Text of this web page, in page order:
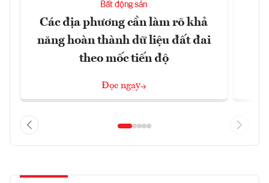
Bất động sản
Các địa phương cần làm rõ khả
năng hoàn thành dữ liệu đất đai
theo mốc tiến độ
Đọc ngay